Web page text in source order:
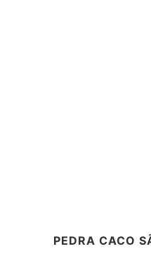
PEDRA CACO